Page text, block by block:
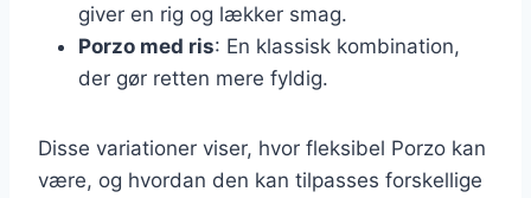
giver en rig og lækker smag.
Porzo med ris: En klassisk kombination,
der gør retten mere fyldig.
Disse variationer viser, hvor fleksibel Porzo kan
være, og hvordan den kan tilpasses forskellige